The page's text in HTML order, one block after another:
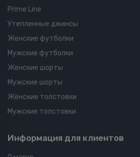
Prime Line
Утепленные джинсы
Женские футболки
Мужские футболки
Женские шорты
Мужские шорты
Женские толстовки
Мужские толстовки
Информация для клиентов